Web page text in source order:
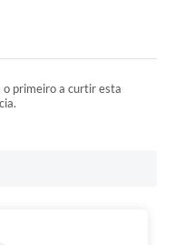
o primeiro a curtir esta